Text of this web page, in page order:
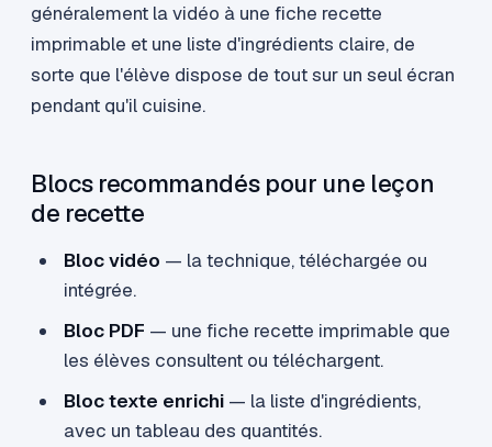
généralement la vidéo à une fiche recette
imprimable et une liste d'ingrédients claire, de
sorte que l'élève dispose de tout sur un seul écran
pendant qu'il cuisine.
Blocs recommandés pour une leçon
de recette
Bloc vidéo — la technique, téléchargée ou
intégrée.
Bloc PDF — une fiche recette imprimable que
les élèves consultent ou téléchargent.
Bloc texte enrichi — la liste d'ingrédients,
avec un tableau des quantités.